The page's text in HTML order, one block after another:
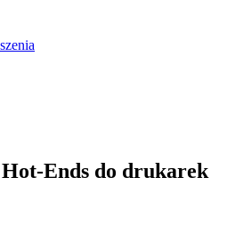
Ends do drukarek